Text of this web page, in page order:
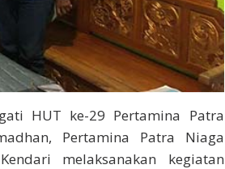
HUT ke-29 Pertamina Patra
Pertamina Patra Niaga
melaksanakan kegiatan